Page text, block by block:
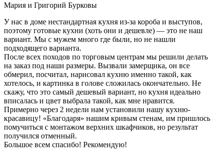
Мария и Григорий Бурковы
У нас в доме нестандартная кухня из-за короба и выступов,
поэтому готовые кухни (хоть они и дешевле) — это не наш
вариант. Мы с мужем много где были, но не нашли
подходящего варианта.
После всех походов по торговым центрам мы решили делать
на заказ под наши размеры. Вызвали замерщика, он все
обмерил, посчитал, нарисовал кухню именно такой, как
хотелось, и картинка в голове сложилась окончательно. Не
скажу, что это самый дешевый вариант, но кухня идеально
вписалась и цвет выбрала такой, как мне нравится.
Примерно через 2 недели нам установили нашу кухню-
красавицу! «Благодаря» нашим кривым стенам, им пришлось
помучиться с монтажом верхних шкафчиков, но результат
получился отменный.
Большое всем спасибо! Рекомендую!